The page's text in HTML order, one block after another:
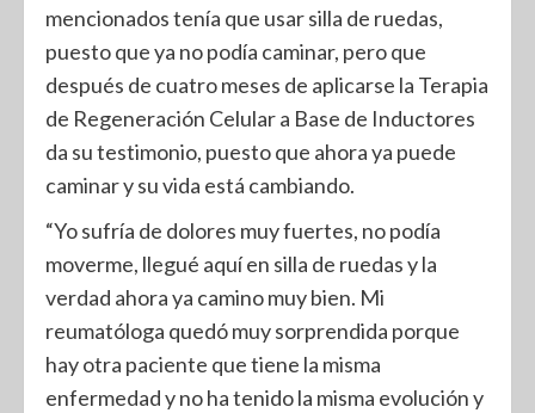
mencionados tenía que usar silla de ruedas,
puesto que ya no podía caminar, pero que
después de cuatro meses de aplicarse la Terapia
de Regeneración Celular a Base de Inductores
da su testimonio, puesto que ahora ya puede
caminar y su vida está cambiando.
“Yo sufría de dolores muy fuertes, no podía
moverme, llegué aquí en silla de ruedas y la
verdad ahora ya camino muy bien. Mi
reumatóloga quedó muy sorprendida porque
hay otra paciente que tiene la misma
enfermedad y no ha tenido la misma evolución y